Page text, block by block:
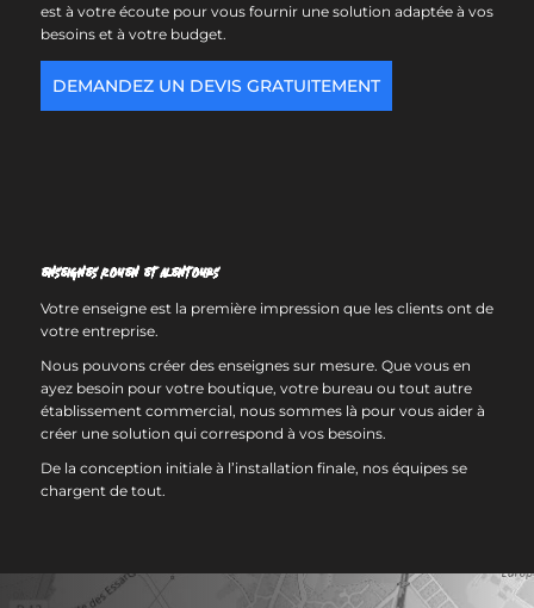
est à votre écoute pour vous fournir une solution adaptée à vos
besoins et à votre budget.
DEMANDEZ UN DEVIS GRATUITEMENT
Enseignes Rouen et alentours
Votre enseigne est la première impression que les clients ont de
votre entreprise.
Nous pouvons créer des enseignes sur mesure. Que vous en
ayez besoin pour votre boutique, votre bureau ou tout autre
établissement commercial, nous sommes là pour vous aider à
créer une solution qui correspond à vos besoins.
De la conception initiale à l’installation finale, nos équipes se
chargent de tout.